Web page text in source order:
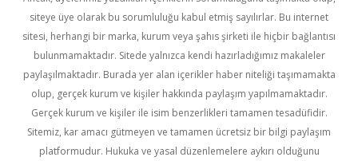
siteye üye olarak bu sorumluluğu kabul etmiş sayılırlar. Bu internet
sitesi, herhangi bir marka, kurum veya şahıs şirketi ile hiçbir bağlantısı
bulunmamaktadır. Sitede yalnızca kendi hazırladığımız makaleler
paylaşılmaktadır. Burada yer alan içerikler haber niteliği taşımamakta
olup, gerçek kurum ve kişiler hakkında paylaşım yapılmamaktadır.
Gerçek kurum ve kişiler ile isim benzerlikleri tamamen tesadüfidir.
Sitemiz, kar amacı gütmeyen ve tamamen ücretsiz bir bilgi paylaşım
platformudur. Hukuka ve yasal düzenlemelere aykırı olduğunu